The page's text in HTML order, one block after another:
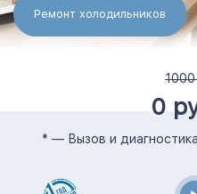
Ремонт холодильников
0
* — Вызов и